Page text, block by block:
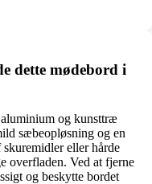
dette mødebord i
og kunsttræ
sæbeopløsning og en
eller hårde
overfladen. Ved at fjerne
og beskytte bordet